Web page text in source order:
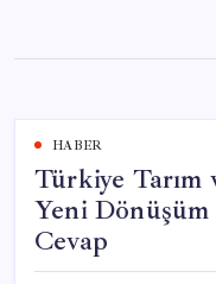
content
HABER
Türkiye Tarım
Yeni
Cevap